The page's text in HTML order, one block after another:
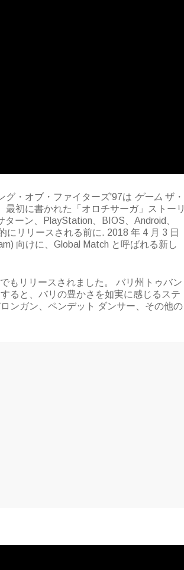
グ・オブ・ファイターズ'97は ゲーム ザ・
初に書かれた「オロチサーガ」ストーリ
ターン、PlayStation、BIOS、Android、
にリリースされる前に. 2018 年 4 月 3 日
向けに、Global Match と呼ばれる新し
もリリースされました。
バリ州トゥバン
ると、バリの豊かさを如実に感じるステ
ンガン、ペンデット ダンサー、その他の